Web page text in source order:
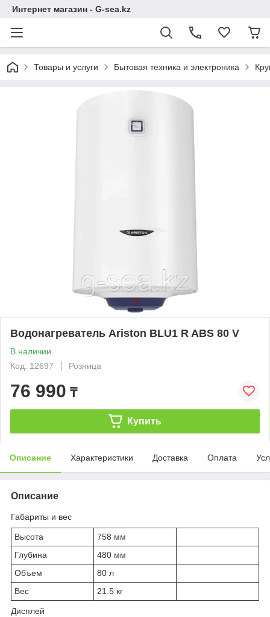
Интернет магазин - G-sea.kz
Товары и услуги Бытовая техника и электроника
Водонагреватель Ariston BLU1 R ABS 80 V
В наличии
Код: 12697
Розница
76 990 ₸
Купить
Описание Характеристики Доставка Оплата
Описание
Габариты и вес
Высота
758 мм
Глубина
480 мм
Объем
80 л
Вес
21.5 кг
Дисплей